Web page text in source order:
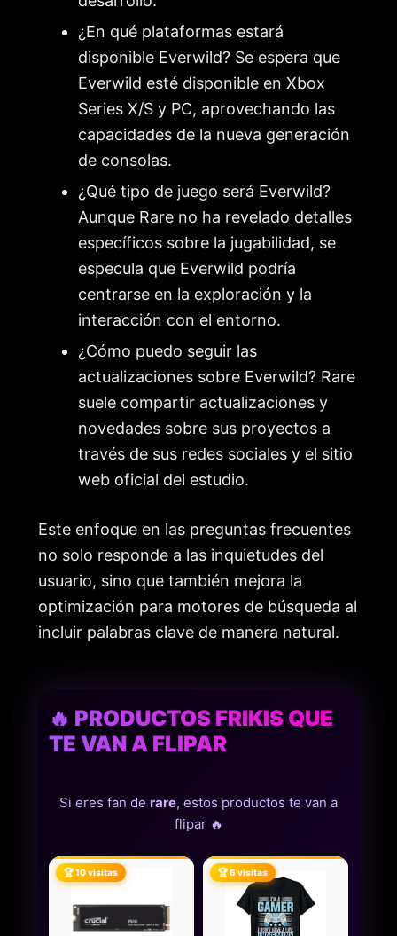
¿En qué plataformas estará
disponible Everwild? Se espera que
Everwild esté disponible en Xbox
Series X/S y PC, aprovechando las
capacidades de la nueva generación
de consolas.
¿Qué tipo de juego será Everwild?
Aunque Rare no ha revelado detalles
específicos sobre la jugabilidad, se
especula que Everwild podría
centrarse en la exploración y la
interacción con el entorno.
¿Cómo puedo seguir las
actualizaciones sobre Everwild? Rare
suele compartir actualizaciones y
novedades sobre sus proyectos a
través de sus redes sociales y el sitio
web oficial del estudio.
Este enfoque en las preguntas frecuentes
no solo responde a las inquietudes del
usuario, sino que también mejora la
optimización para motores de búsqueda al
incluir palabras clave de manera natural.
🔥 PRODUCTOS FRIKIS QUE
TE VAN A FLIPAR
Si eres fan de rare, estos productos te van a
flipar 🔥
🏆 10 visitas 🏆 6 visitas